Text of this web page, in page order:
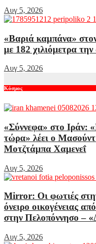
Αυγ 5, 2026
«Βαριά καμπάνα»
με 182 χιλιόμετρα
Αυγ 5, 2026
Κόσμος
«Σύννεφα» στο Ιράν:
τώρα» λέει ο Μασούντ
Μοτζτάμπα Χαμενεΐ
Αυγ 5, 2026
Mirror: Οι φωτιές
όνειρο οικογένειας
στην Πελοπόννησο –
Αυγ 5, 2026